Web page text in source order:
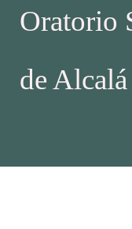
Oratorio
de